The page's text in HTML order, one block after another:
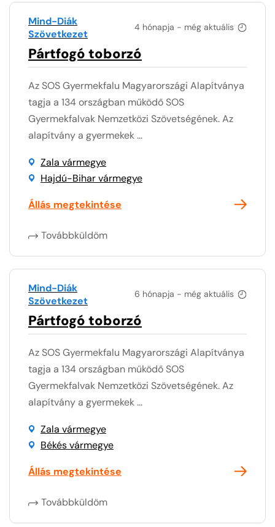
4 hónapja - még aktuális
Mind-Diák
Szövetkezet
Pártfogó toborzó
Az SOS Gyermekfalu Magyarországi Alapítványa
tagja a 134 országban működő SOS
Gyermekfalvak Nemzetközi Szövetségének. Az
alapítvány a gyermekek ...
Zala vármegye
Hajdú-Bihar vármegye
Állás megtekintése
Továbbküldöm
6 hónapja - még aktuális
Mind-Diák
Szövetkezet
Pártfogó toborzó
Az SOS Gyermekfalu Magyarországi Alapítványa
tagja a 134 országban működő SOS
Gyermekfalvak Nemzetközi Szövetségének. Az
alapítvány a gyermekek ...
Zala vármegye
Békés vármegye
Állás megtekintése
Továbbküldöm